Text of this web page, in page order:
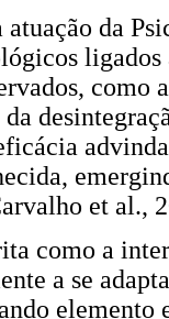
atuação da
et al.,
como a
a se
elemento